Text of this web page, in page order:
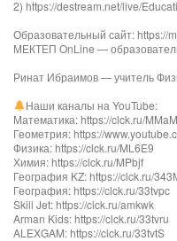
2) https://destream.net/live/
Образовательный сайт: https://
МЕКТЕП OnLine —
Ринат Ибраимов — учитель
Наши каналы на YouTube:
Математика: https://clck.ru/
Геометрия: https://
Физика: https://clck.ru/ML6E9
Химия: https://clck.ru/MPbjf
География KZ: https://clck.ru/
География: https://clck.ru/33tvpc
Skill Jet: https://clck.ru/amkwk
Arman Kids: https://clck.ru/33tvru
ALEXGAM: https://clck.ru/33tvtS